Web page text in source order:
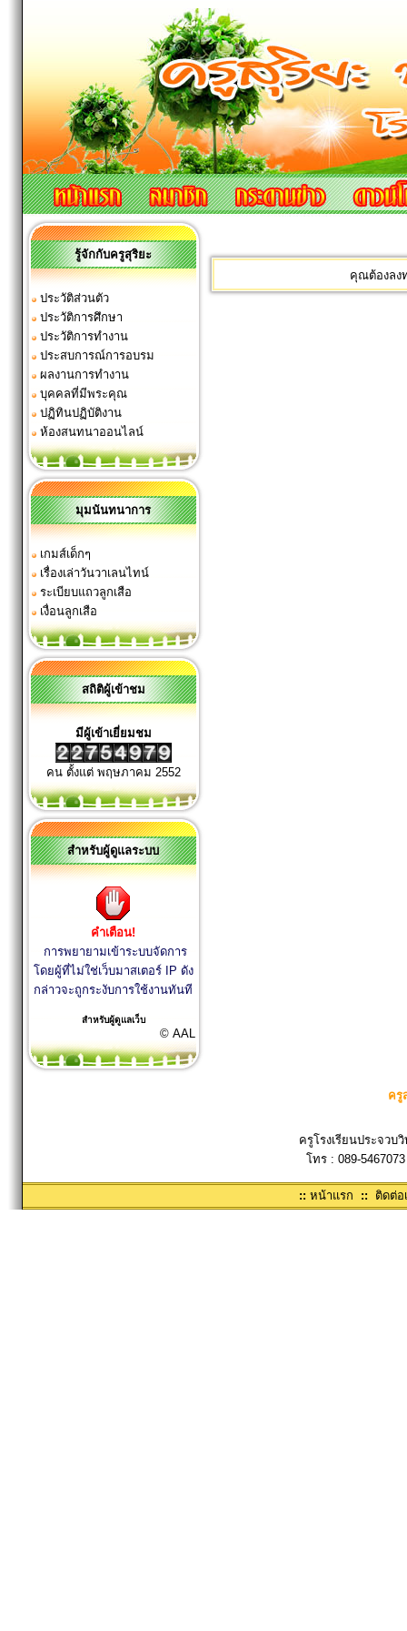
รู้จักกับครูสุริยะ
ประวัติส่วนตัว
ประวัติการศึกษา
ประวัติการทำงาน
ประสบการณ์การอบรม
ผลงานการทำงาน
บุคคลที่มีพระคุณ
ปฏิทินปฏิบัติงาน
ห้องสนทนาออนไลน์
มุมนันทนาการ
เกมส์เด็กๆ
เรื่องเล่าวันวาเลนไทน์
ระเบียบแถวลูกเสือ
เงื่อนลูกเสือ
สถิติผู้เข้าชม
มีผู้เข้าเยี่ยมชม
คน ตั้งแต่ พฤษภาคม 2552
สำหรับผู้ดูแลระบบ
คำเตือน!
การพยายามเข้าระบบจัดการ
โดยผู้ที่ไม่ใช่เว็บมาสเตอร์ IP ดัง
กล่าวจะถูกระงับการใช้งานทันที
สำหรับผู้ดูแลเว็บ
© AAL
คุณต้องลง
ครู
ครูโรงเรียนประจวบ
โทร : 089-
:: หน้าแรก :: ติดต่อ